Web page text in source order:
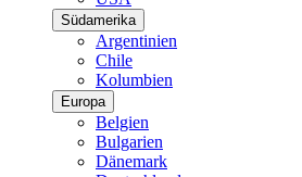
Südamerika
Argentinien
Chile
Kolumbien
Europa
Belgien
Bulgarien
Dänemark